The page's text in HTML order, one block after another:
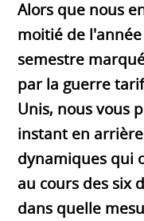
Alors que nous
moitié de
semestre
par la guerre
Unis, nous vous
instant en
dynamiques qui
au cours des six
dans quelle